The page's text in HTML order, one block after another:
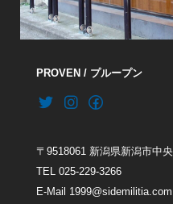
PROVEN / プループン
〒9518061 新潟県新潟市中
TEL 025-229-3266
E-Mail 1999@sidemilitia.com